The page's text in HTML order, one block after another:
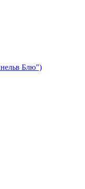
Блю")